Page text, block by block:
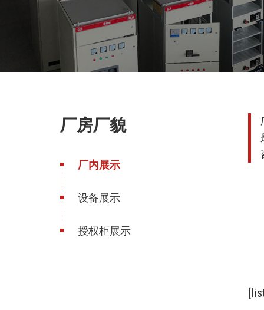
厂房厂貌
厂内展示
设备展示
授权柜展示